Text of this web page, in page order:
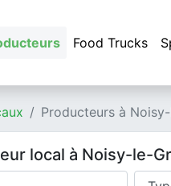
Food Trucks
Producteurs à
local à Noisy-le-